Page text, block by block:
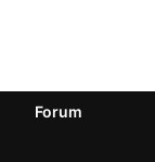
Forum